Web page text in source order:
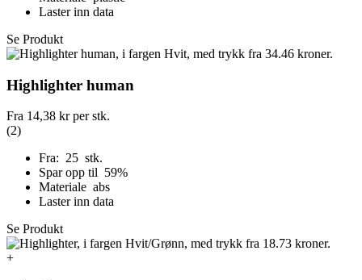
Laster inn data
Se Produkt
Highlighter human
Fra 14,38 krper stk.
(2)
Fra: 25 stk.
Spar opp til 59%
Materiale abs
Laster inn data
Se Produkt
+